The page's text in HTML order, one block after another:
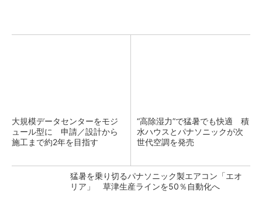
大規模データセンターをモジ
ュール型に 申請／設計から
施工まで約2年を目指す
“高除湿力”で猛暑でも快適 積
水ハウスとパナソニックが次
世代空調を発売
猛暑を乗り切るパナソニック製エアコン「エオ
リア」 草津生産ラインを50％自動化へ